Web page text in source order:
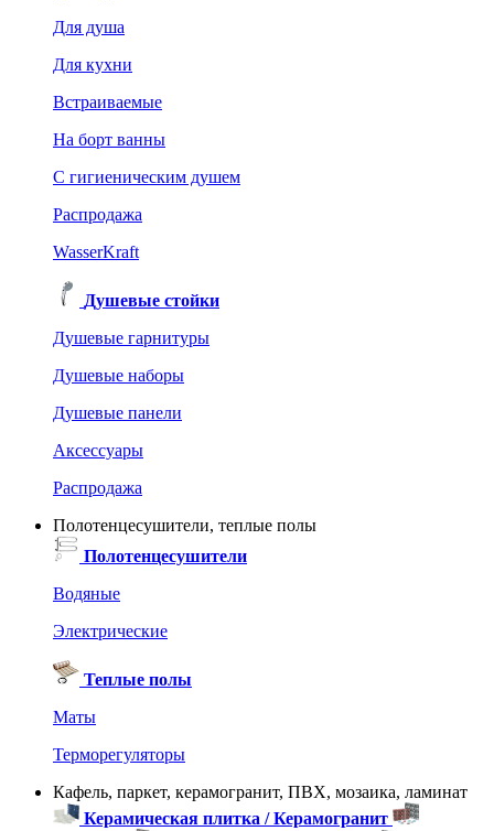
Для душа
Для кухни
Встраиваемые
На борт ванны
C гигиеническим душем
Распродажа
WasserKraft
Душевые стойки
Душевые гарнитуры
Душевые наборы
Душевые панели
Аксессуары
Распродажа
Полотенцесушители, теплые полы
Полотенцесушители
Водяные
Электрические
Теплые полы
Маты
Терморегуляторы
Кафель, паркет, керамогранит, ПВХ, мозаика, ламинат
Керамическая плитка / Керамогранит